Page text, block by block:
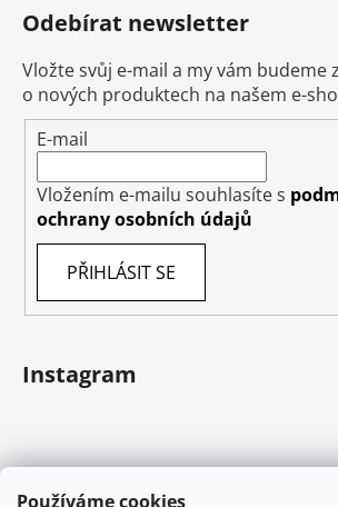
Používáme cookies
Odebírat newsletter
Vložte svůj e-mail a my vám budeme
o nových produktech na našem e-
E-mail
Vložením e-mailu souhlasíte s
ochrany osobních údajů
PŘIHLÁSIT SE
Instagram